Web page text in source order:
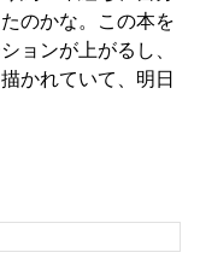
のかな。この本を
ョンが上がるし、
かれていて、明日